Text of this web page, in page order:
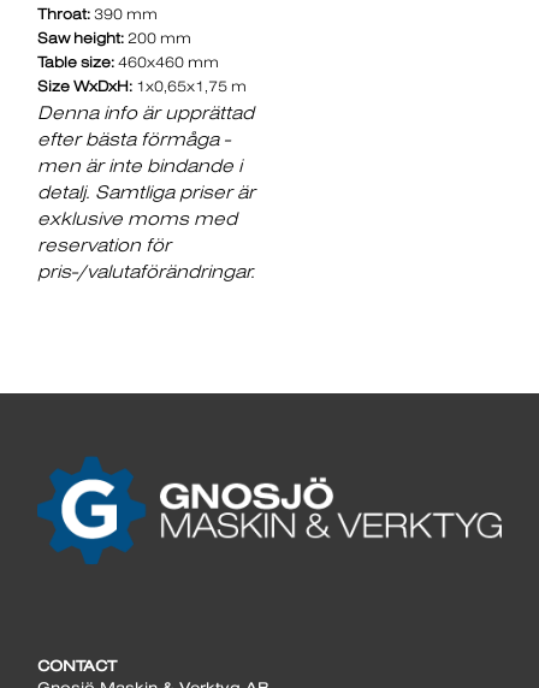
Throat: 390 mm
Saw height: 200 mm
Table size: 460x460 mm
Size WxDxH: 1x0,65x1,75 m
Denna info är upprättad
efter bästa förmåga -
men är inte bindande i
detalj. Samtliga priser är
exklusive moms med
reservation för
pris-/valutaförändringar.
CONTACT